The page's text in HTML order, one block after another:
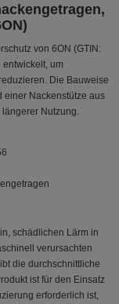
von 6ON (GTIN:
um
Die Bauweise
einer Nackenstütze aus
Nutzung.
schädlichen Lärm in
verursachten
die durchschnittliche
ist für den Einsatz
erforderlich ist,